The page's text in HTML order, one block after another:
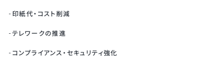
印紙代・コスト削減
テレワークの推進
コンプライアンス・セキュリティ強化